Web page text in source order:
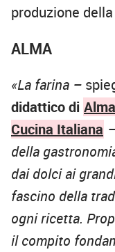
produzione
ALMA
«La farina –
didattico di
Cucina Italiana
della
dai dolci ai
fascino della
ogni ricetta.
il compito